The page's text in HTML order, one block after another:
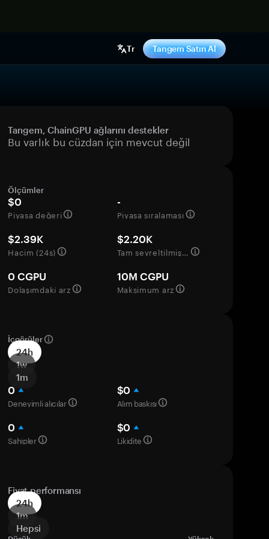
Tr Tangem Satın Al
Tangem, ChainGPU ağlarını destekler
Bu varlık bu cüzdan için mevcut değil
Ölçümler
$0
Piyasa değeri
-
Piyasa sıralaması
$2.39K
Hacim (24s)
$2.20K
Tam seyreltilmiş değerleme
0 CGPU
Dolaşımdaki arz
10M CGPU
Maksimum arz
İçgörüler
24h
1w
1m
0
Deneyimli alıcılar
$0
Alım baskısı
0
Sahipler
$0
Likidite
Fiyat performansı
24h
1m
Hepsi